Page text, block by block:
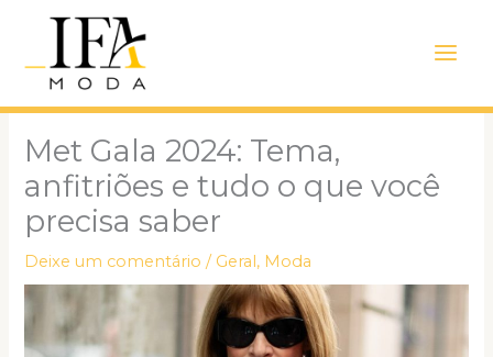
conteúdo
Menu
Met Gala 2024: Tema,
anfitriões e tudo o que você
precisa saber
Deixe um comentário / Geral, Moda